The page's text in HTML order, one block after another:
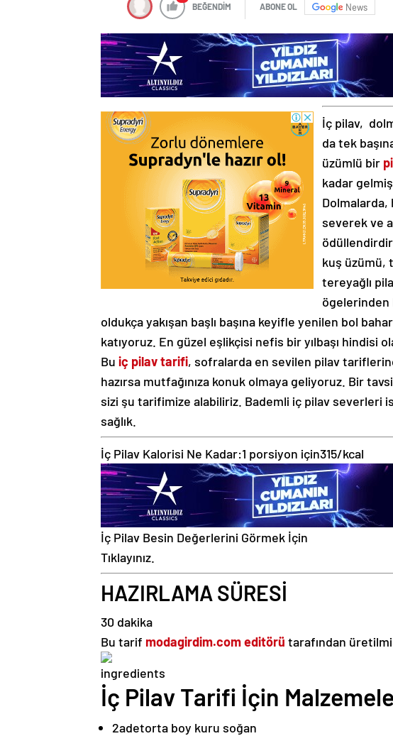
BEĞENDİM ABONE OL News
İç pilav,
da tek
üzümlü bir
kadar
severek ve
kuş üzümü,
tereyağlı
ögelerinden
oldukça yakışan başlı başına keyifle yenilen bol
katıyoruz. En güzel eşlikçisi nefis bir yılbaşı hindisi
Bu iç pilav tarifi, sofralarda en sevilen pilav
hazırsa mutfağınıza konuk olmaya geliyoruz. Bir
sizi şu tarifimize alabiliriz. Bademli iç pilav severleri
sağlık.
İç Pilav Kalorisi Ne Kadar:1 porsiyon için315/kcal
İç Pilav Besin Değerlerini Görmek İçin
Tıklayınız.
HAZIRLAMA SÜRESİ
30 dakika
Bu tarif modagirdim.com editörü tarafından
İç Pilav Tarifi İçin
2adetorta boy kuru soğan